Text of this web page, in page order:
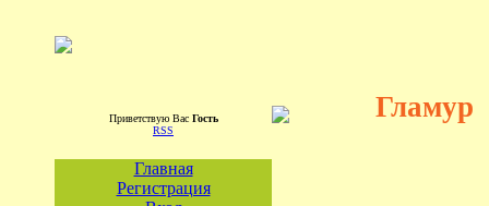
Приветствую Вас Гость
RSS
Гламур
Главная
Регистрация